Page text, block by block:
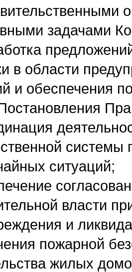
задачами
в области
и обеспечения
ситуаций;
власти
и
пожарной
жилых